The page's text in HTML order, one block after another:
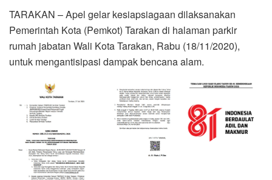
TARAKAN – Apel gelar kesiapsiagaan dilaksanakan
Pemerintah Kota (Pemkot) Tarakan di halaman parkir
rumah jabatan Wali Kota Tarakan, Rabu (18/11/2020),
untuk mengantisipasi dampak bencana alam.